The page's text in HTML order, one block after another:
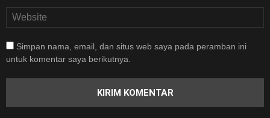
Simpan nama, email, dan situs web saya pada peramban ini
untuk komentar saya berikutnya.